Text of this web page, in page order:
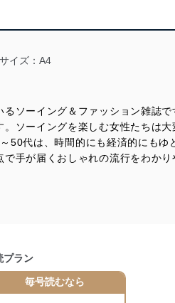
ティ対策をはじめとする安全対策
従業者を明確化し、 個人データへ
の状態に保持しています。
を導入し、自動更新 機能等の活用に
サイズ：A4
ソーイング＆ファッション雑誌
ソーイングを楽しむ女性たちは
50代は、時間的にも経済的にもゆ
手が届くおしゃれの流行をわか
プラン
毎号読むなら